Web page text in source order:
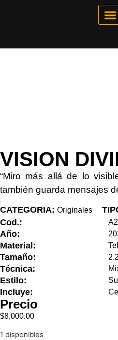
VISION
“Miro más allá de lo
también guarda mensajes
CATEGORIA: Originales
Cod.:
Año:
Material:
Tamaño:
Técnica:
Estilo:
Incluye:
Precio
$8,000.00
1 disponibles